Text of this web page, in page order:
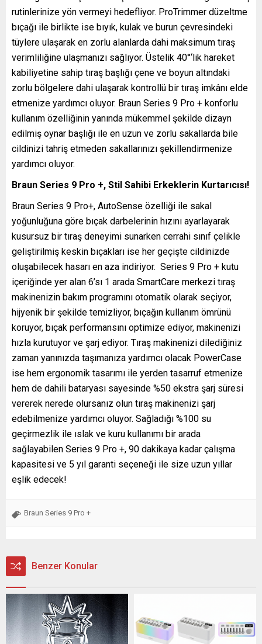
rutinlerinize yön vermeyi hedefliyor. ProTrimmer düzeltme
bıçağı ile birlikte ise bıyık, kulak ve burun çevresindeki
tüylere ulaşarak en zorlu alanlarda dahi maksimum tıraş
verimliliğine ulaşmanızı sağlıyor. Üstelik 40°‘lik hareket
kabiliyetine sahip tıraş başlığı çene ve boyun altındaki
zorlu bölgelere dahi ulaşarak kontrollü bir tıraş imkânı elde
etmenize yardımcı oluyor. Braun Series 9 Pro + konforlu
kullanım özelliğinin yanında mükemmel şekilde dizayn
edilmiş oynar başlığı ile en uzun ve zorlu sakallarda bile
cildinizi tahriş etmeden sakallarınızı şekillendirmenize
yardımcı oluyor.
Braun Series 9 Pro +, Stil Sahibi Erkeklerin Kurtarıcısı!
Braun Series 9 Pro+, AutoSense özelliği ile sakal
yoğunluğuna göre bıçak darbelerinin hızını ayarlayarak
kusursuz bir tıraş deneyimi sunarken cerrahi sınıf çelikle
geliştirilmiş keskin bıçakları ise her geçişte cildinizde
oluşabilecek hasarı en aza indiriyor. Series 9 Pro + kutu
içeriğinde yer alan 6’sı 1 arada SmartCare merkezi tıraş
makinenizin bakım programını otomatik olarak seçiyor,
hijyenik bir şekilde temizliyor, bıçağın kullanım ömrünü
koruyor, bıçak performansını optimize ediyor, makinenizi
hızla kurutuyor ve şarj ediyor. Tıraş makinenizi dilediğiniz
zaman yanınızda taşımanıza yardımcı olacak PowerCase
ise hem ergonomik tasarımı ile yerden tasarruf etmenize
hem de dahili bataryası sayesinde %50 ekstra şarj süresi
vererek nerede olursanız olun tıraş makinenizi şarj
edebilmenize yardımcı oluyor. Sağladığı %100 su
geçirmezlik ile ıslak ve kuru kullanımı bir arada
sağlayabilen Series 9 Pro +, 90 dakikaya kadar çalışma
kapasitesi ve 5 yıl garanti seçeneği ile size uzun yıllar
eşlik edecek!
Braun Series 9 Pro +
Benzer Konular